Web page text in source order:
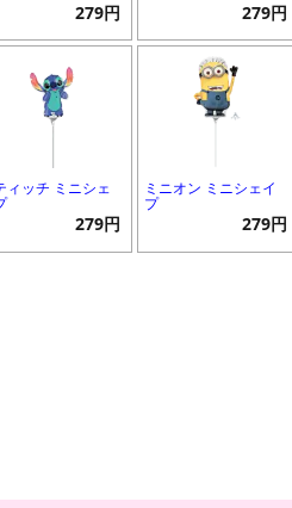
279円 279円
ィッチ ミニシェ
279円
ミニオン ミニシェイ
プ
279円